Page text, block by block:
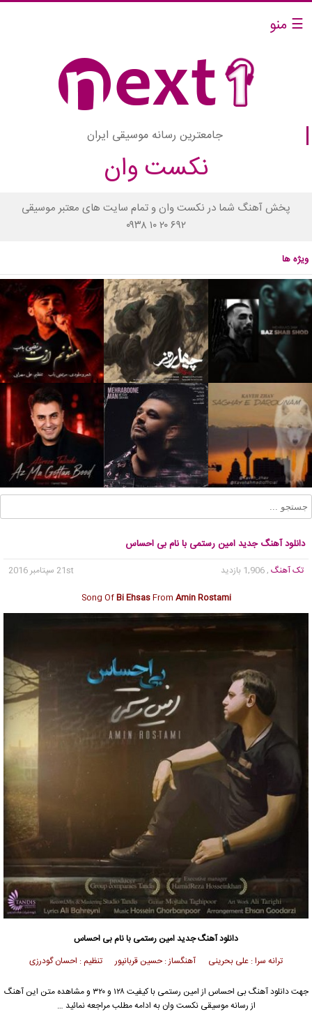
☰ منو
جامعترین رسانه موسیقی ایران
نکست وان
پخش آهنگ شما در نکست وان و تمام سایت های معتبر موسیقی
۰۹۳۸ ۱۰ ۲۰ ۶۹۲
ویژه ها
دانلود آهنگ جدید امین رستمی با نام بی احساس
تک آهنگ , 1,906 بازدید
21st سپتامبر 2016
Song OfBi EhsasFrom Amin Rostami
دانلود آهنگ جدیدامین رستمی با نام بی احساس
ترانه سرا : علی بحرینی آهنگساز : حسین قربانپور تنظیم : احسان گودرزی
جهت دانلود آهنگ بی احساس از امین رستمی
با کیفیت ۱۲۸ و ۳۲۰ و مشاهده متن این آهنگ
از رسانه موسیقی نکست وان به ادامه مطلب مراجعه نمائید …